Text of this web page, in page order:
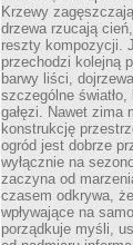
Krzewy
drzewa rzucają
reszty kompozycji.
przechodzi kolejną
barwy liści,
szczególne
gałęzi. Nawet zima
konstrukcję
ogród jest dobrze
wyłącznie na
zaczyna od
czasem odkrywa,
wpływające na
porządkuje myśli,